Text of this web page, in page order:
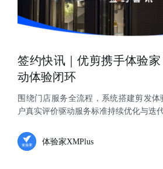
签约快讯｜优剪携手体验
动体验闭环
围绕门店服务全流程，系统搭建剪发体
户真实评价驱动服务标准持续优化与迭代
体验家XMPlus